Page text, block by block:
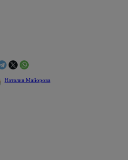
Наталия Майорова